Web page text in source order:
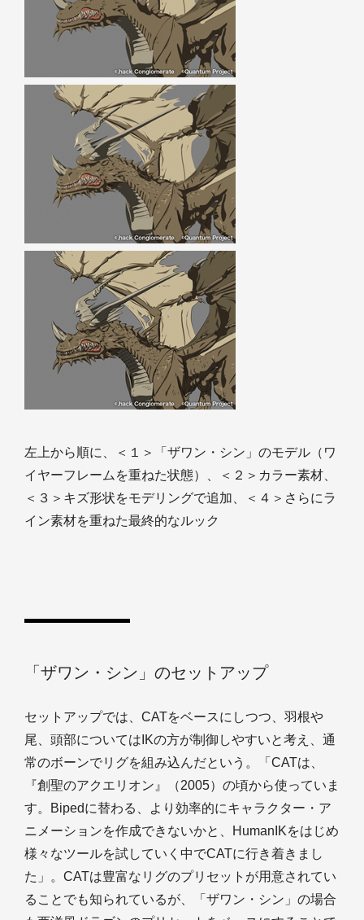
左上から順に、＜１＞「ザワン・シン」のモデル（ワ
イヤーフレームを重ねた状態）、＜２＞カラー素材、
＜３＞キズ形状をモデリングで追加、＜４＞さらにラ
イン素材を重ねた最終的なルック
「ザワン・シン」のセットアップ
セットアップでは、CATをベースにしつつ、羽根や
尾、頭部についてはIKの方が制御しやすいと考え、通
常のボーンでリグを組み込んだという。「CATは、
『創聖のアクエリオン』（2005）の頃から使っていま
す。Bipedに替わる、より効率的にキャラクター・ア
ニメーションを作成できないかと、HumanIKをはじめ
様々なツールを試していく中でCATに行き着きまし
た」。CATは豊富なリグのプリセットが用意されてい
ることでも知られているが、「ザワン・シン」の場合